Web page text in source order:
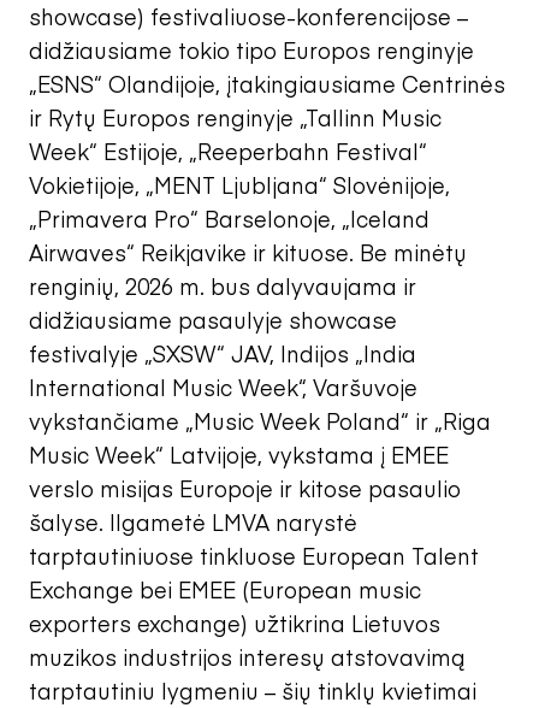
showcase) festivaliuose-konferencijose –
didžiausiame tokio tipo Europos renginyje
„ESNS“ Olandijoje, įtakingiausiame Centrinės
ir Rytų Europos renginyje „Tallinn Music
Week“ Estijoje, „Reeperbahn Festival“
Vokietijoje, „MENT Ljubljana“ Slovėnijoje,
„Primavera Pro“ Barselonoje, „Iceland
Airwaves“ Reikjavike ir kituose. Be minėtų
renginių, 2026 m. bus dalyvaujama ir
didžiausiame pasaulyje showcase
festivalyje „SXSW“ JAV, Indijos „India
International Music Week“, Varšuvoje
vykstančiame „Music Week Poland“ ir „Riga
Music Week“ Latvijoje, vykstama į EMEE
verslo misijas Europoje ir kitose pasaulio
šalyse. Ilgametė LMVA narystė
tarptautiniuose tinkluose European Talent
Exchange bei EMEE (European music
exporters exchange) užtikrina Lietuvos
muzikos industrijos interesų atstovavimą
tarptautiniu lygmeniu – šių tinklų kvietimai